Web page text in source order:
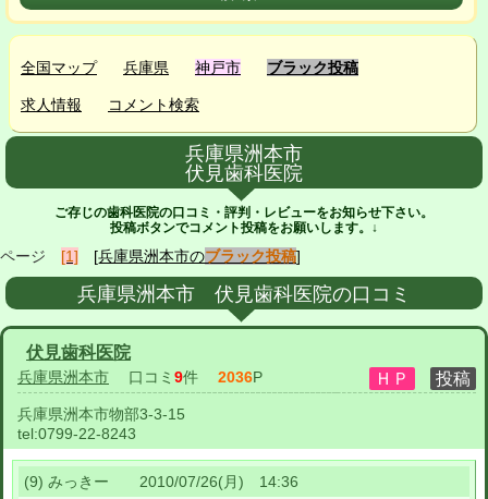
全国マップ 兵庫県 神戸市 ブラック投稿
求人情報 コメント検索
兵庫県洲本市
伏見歯科医院
ご存じの歯科医院の口コミ・評判・レビューをお知らせ下さい。
投稿ボタンでコメント投稿をお願いします。↓
ページ [1] [兵庫県洲本市のブラック投稿]
兵庫県洲本市 伏見歯科医院の口コミ
伏見歯科医院
兵庫県洲本市 口コミ 9件 2036P
兵庫県洲本市物部3-3-15
tel:0799-22-8243
(9) みっきー 2010/07/26(月) 14:36